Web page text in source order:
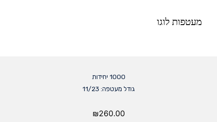
מעטפות לוגו
1000 יחידות
גודל מעטפה: 11/23
₪260.00